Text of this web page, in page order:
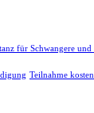
für Schwangere und
Teilnahme